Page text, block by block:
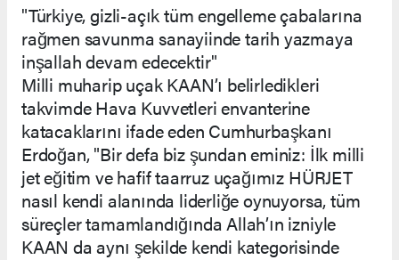
"Türkiye, gizli-açık tüm engelleme çabalarına
rağmen savunma sanayiinde tarih yazmaya
inşallah devam edecektir"
Milli muharip uçak KAAN’ı belirledikleri
takvimde Hava Kuvvetleri envanterine
katacaklarını ifade eden Cumhurbaşkanı
Erdoğan, "Bir defa biz şundan eminiz: İlk milli
jet eğitim ve hafif taarruz uçağımız HÜRJET
nasıl kendi alanında liderliğe oynuyorsa, tüm
süreçler tamamlandığında Allah’ın izniyle
KAAN da aynı şekilde kendi kategorisinde